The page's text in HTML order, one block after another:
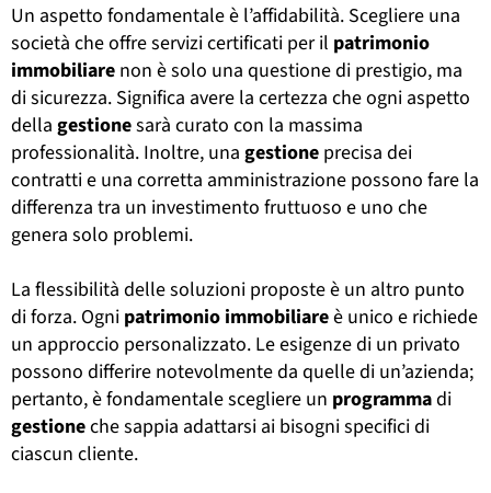
Un aspetto fondamentale è l’affidabilità. Scegliere una
società che offre servizi certificati per il patrimonio
immobiliare non è solo una questione di prestigio, ma
di sicurezza. Significa avere la certezza che ogni aspetto
della gestionesarà curato con la massima
professionalità. Inoltre, una gestione precisa dei
contratti e una corretta amministrazione possono fare la
differenza tra un investimento fruttuoso e uno che
genera solo problemi.
La flessibilità delle soluzioni proposte è un altro punto
di forza. Ogni patrimonio immobiliareè unico e richiede
un approccio personalizzato. Le esigenze di un privato
possono differire notevolmente da quelle di un’azienda;
pertanto, è fondamentale scegliere un programmadi
gestioneche sappia adattarsi ai bisogni specifici di
ciascun cliente.